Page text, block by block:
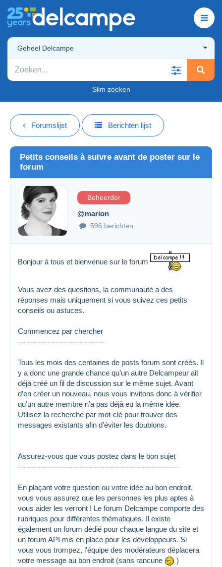
Geheel Delcampe
Slim zoeken
Forumslijst Berichten lijst
Petits conseils à suivre avant de poster sur le
forum
Beheerder
@marion
596 berichten
Bonjour à tous et bienvenue sur le forum
Vous avez des questions, la communauté a des
réponses mais uniquement si vous suivez ces petits
conseils ou astuces.
Commencez par chercher
-----------------------------------
Tous les mois des centaines de posts forum sont créés. Il
y a donc une grande chance qu’un autre Delcampeur ait
déjà créé un fil de discussion sur le même sujet. Avant
d’en créer un nouveau, nous vous invitons donc à vérifier
qu’un autre membre n’a pas déjà eu la même idée.
Utilisez la recherche par mot-clé pour trouver des
messages existants afin d'éviter les doublons.
Assurez-vous que vous postez dans le bon sujet
-----------------------------------------------------------------
En plaçant votre question ou votre idée au bon endroit,
vous vous assurez que les personnes les plus aptes à
vous aider les verront ! Le forum Delcampe comporte des
rubriques pour différentes thématiques. Il existe
également un forum dédié pour chaque langue du site et
un forum API mis en place pour les développeurs. Si
vous vous trompez, l'équipe des modérateurs déplacera
votre message au bon endroit (sans rancune
)